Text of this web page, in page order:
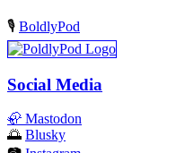
🎙️ BoldlyPod
Social Media
🦣 Mastodon
🌅 Blusky